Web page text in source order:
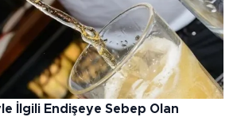
İlgili Endişeye Sebep Olan